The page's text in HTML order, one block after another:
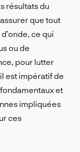
résultats du
que tout
ce qui
ou de
pour lutter
est impératif de
et
impliquées
ces